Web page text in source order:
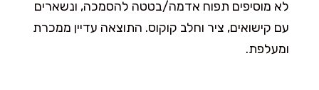
לא מוסיפים תפוח אדמה/בטטה להסמכה, ונשארים
עם קישואים, ציר וחלב קוקוס. התוצאה עדיין ממכרת
ומעלפת.